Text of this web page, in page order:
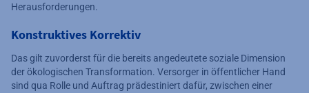
Herausforderungen.
Konstruktives Korrektiv
Das gilt zuvorderst für die bereits angedeutete soziale Dimension
der ökologischen Transformation. Versorger in öffentlicher Hand
sind qua Rolle und Auftrag prädestiniert dafür, zwischen einer